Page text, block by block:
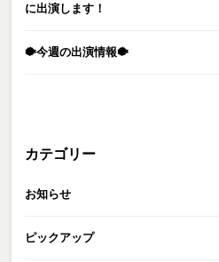
に出演します！
🐡今週の出演情報🐡
カテゴリー
お知らせ
ピックアップ